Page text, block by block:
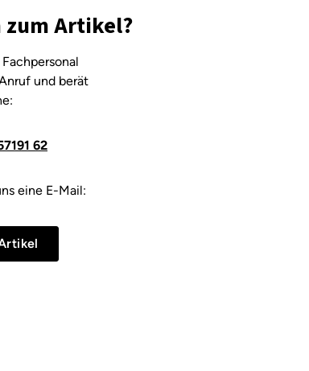
zum Artikel?
und berät
62
eine E-Mail: